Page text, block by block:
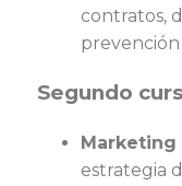
contratos,
prevención
Segundo
Marketing
estrategia